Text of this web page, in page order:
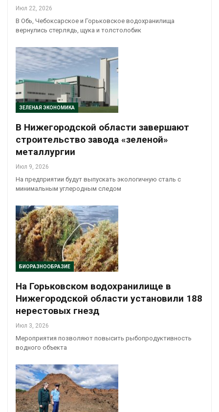
Июл 22, 2026
В Обь, Чебоксарское и Горьковское водохранилища
вернулись стерлядь, щука и толстолобик
ЗЕЛЕНАЯ ЭКОНОМИКА
В Нижегородской области завершают
строительство завода «зеленой»
металлургии
Июл 9, 2026
На предприятии будут выпускать экологичную сталь с
минимальным углеродным следом
БИОРАЗНООБРАЗИЕ
На Горьковском водохранилище в
Нижегородской области установили 188
нерестовых гнезд
Июл 3, 2026
Мероприятия позволяют повысить рыбопродуктивность
водного объекта